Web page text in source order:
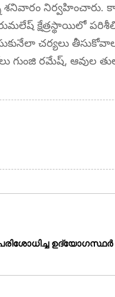
నిర్వహించారు.
క్షేత్రస్థాయిలో
చర్యలు
రమేష్, ఆవుల
ഉദ്യോഗസ്ഥർ